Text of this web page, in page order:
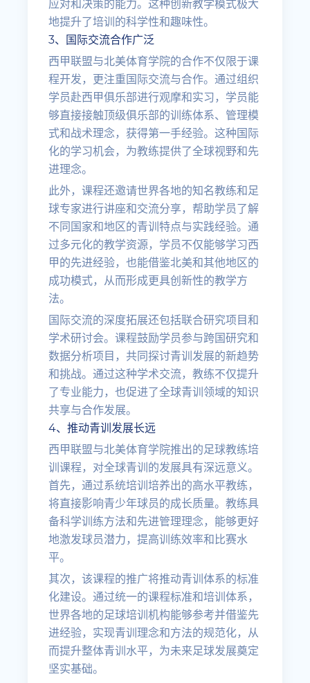
应对和决策的能力。这种创新教学模式极大
地提升了培训的科学性和趣味性。
3、国际交流合作广泛
西甲联盟与北美体育学院的合作不仅限于课
程开发，更注重国际交流与合作。通过组织
学员赴西甲俱乐部进行观摩和实习，学员能
够直接接触顶级俱乐部的训练体系、管理模
式和战术理念，获得第一手经验。这种国际
化的学习机会，为教练提供了全球视野和先
进理念。
此外，课程还邀请世界各地的知名教练和足
球专家进行讲座和交流分享，帮助学员了解
不同国家和地区的青训特点与实践经验。通
过多元化的教学资源，学员不仅能够学习西
甲的先进经验，也能借鉴北美和其他地区的
成功模式，从而形成更具创新性的教学方
法。
国际交流的深度拓展还包括联合研究项目和
学术研讨会。课程鼓励学员参与跨国研究和
数据分析项目，共同探讨青训发展的新趋势
和挑战。通过这种学术交流，教练不仅提升
了专业能力，也促进了全球青训领域的知识
共享与合作发展。
4、推动青训发展长远
西甲联盟与北美体育学院推出的足球教练培
训课程，对全球青训的发展具有深远意义。
首先，通过系统培训培养出的高水平教练，
将直接影响青少年球员的成长质量。教练具
备科学训练方法和先进管理理念，能够更好
地激发球员潜力，提高训练效率和比赛水
平。
其次，该课程的推广将推动青训体系的标准
化建设。通过统一的课程标准和培训体系，
世界各地的足球培训机构能够参考并借鉴先
进经验，实现青训理念和方法的规范化，从
而提升整体青训水平，为未来足球发展奠定
坚实基础。